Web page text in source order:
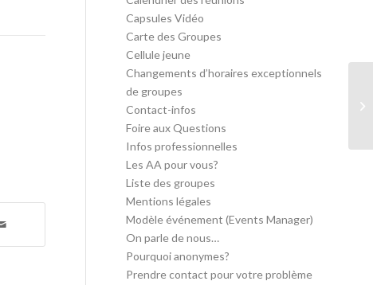
Capsules Vidéo
Carte des Groupes
Cellule jeune
Changements d’horaires exceptionnels
de groupes
Contact-infos
Foire aux Questions
Infos professionnelles
Les AA pour vous?
Liste des groupes
Mentions légales
Modèle événement (Events Manager)
On parle de nous…
Pourquoi anonymes?
Prendre contact pour votre problème